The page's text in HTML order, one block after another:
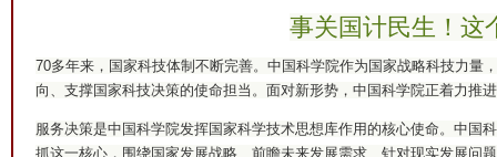
事关国计民生！这
70多年来，国家科技体制不断完善。中国科学院作为国家战略科技力
向、支撑国家科技决策的使命担当。面对新形势，中国科学院正着力推
服务决策是中国科学院发挥国家科学技术思想库作用的核心使命。中国
抓这一核心，围绕国家发展战略、前瞻未来发展需求、针对现实发展问